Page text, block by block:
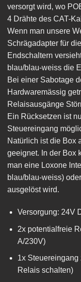
versorgt wird, wo
4 Drähte des CAT-
Wenn man unsere
Schrägadapter für
Endschaltern
blau/blau-weiss die
Bei einer Sabotage
Hardwaremässig
Relaisausgänge
Ein Rücksetzen ist
Steuereingang
Natürlich ist die Box
geeignet. In der Box
man eine Loxone
blau/blau-weiss)
ausgelöst wird.
Versorgung: 24V
2x potentialfreie
A/230V)
1x
Relais schalten)